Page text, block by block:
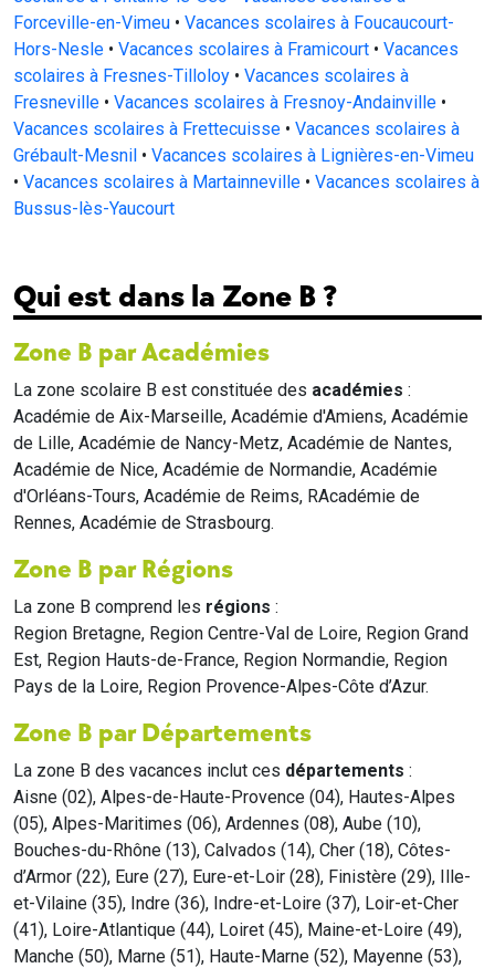
Forceville-en-Vimeu • Vacances scolaires à Foucaucourt-
Hors-Nesle • Vacances scolaires à Framicourt • Vacances
scolaires à Fresnes-Tilloloy • Vacances scolaires à
Fresneville • Vacances scolaires à Fresnoy-Andainville •
Vacances scolaires à Frettecuisse • Vacances scolaires à
Grébault-Mesnil • Vacances scolaires à Lignières-en-Vimeu
• Vacances scolaires à Martainneville • Vacances scolaires à
Bussus-lès-Yaucourt
Qui est dans la Zone B ?
Zone B par Académies
La zone scolaire B est constituée des académies :
Académie de Aix-Marseille, Académie d'Amiens, Académie
de Lille, Académie de Nancy-Metz, Académie de Nantes,
Académie de Nice, Académie de Normandie, Académie
d'Orléans-Tours, Académie de Reims, RAcadémie de
Rennes, Académie de Strasbourg.
Zone B par Régions
La zone B comprend les régions :
Region Bretagne, Region Centre-Val de Loire, Region Grand
Est, Region Hauts-de-France, Region Normandie, Region
Pays de la Loire, Region Provence-Alpes-Côte d’Azur.
Zone B par Départements
La zone B des vacances inclut ces départements :
Aisne (02), Alpes-de-Haute-Provence (04), Hautes-Alpes
(05), Alpes-Maritimes (06), Ardennes (08), Aube (10),
Bouches-du-Rhône (13), Calvados (14), Cher (18), Côtes-
d’Armor (22), Eure (27), Eure-et-Loir (28), Finistère (29), Ille-
et-Vilaine (35), Indre (36), Indre-et-Loire (37), Loir-et-Cher
(41), Loire-Atlantique (44), Loiret (45), Maine-et-Loire (49),
Manche (50), Marne (51), Haute-Marne (52), Mayenne (53),